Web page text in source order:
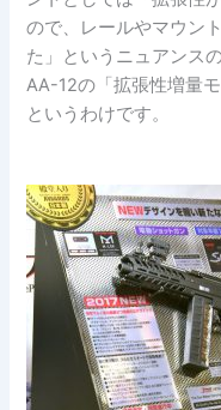
ので、レールやマウン
た」というニュアンス
AA-12の「拡張性増量
というわけです。